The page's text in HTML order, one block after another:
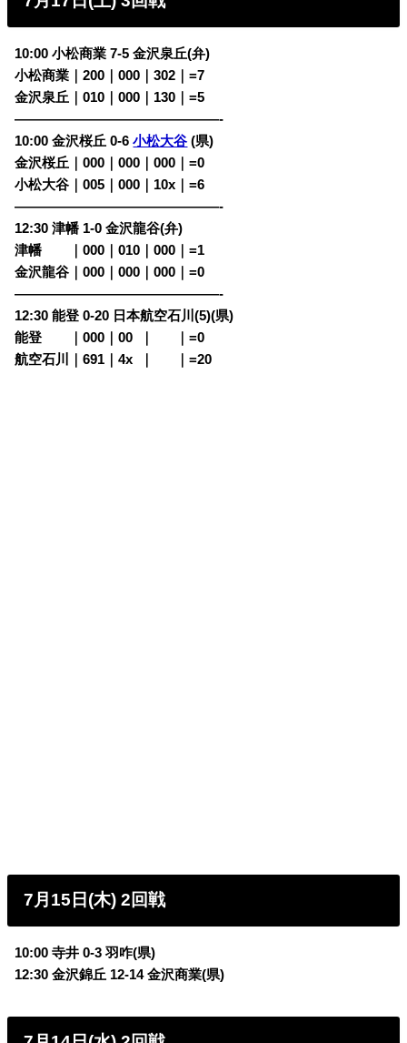
10:00 小松商業 7-5 金沢泉丘(弁)
小松商業｜200｜000｜302｜=7
金沢泉丘｜010｜000｜130｜=5
———————————————-
10:00 金沢桜丘 0-6小松大谷 (県)
金沢桜丘｜000｜000｜000｜=0
小松大谷｜005｜000｜10x｜=6
———————————————-
12:30 津幡 1-0 金沢龍谷(弁)
津幡
｜000｜010｜000｜=1
金沢龍谷｜000｜000｜000｜=0
———————————————-
12:30 能登 0-20 日本航空石川(5)(県)
能登
｜000｜00
｜=0
航空石川｜691｜4x
｜=20
7月15日(木) 2回戦
10:00 寺井 0-3 羽咋(県)
12:30 金沢錦丘 12-14 金沢商業(県)